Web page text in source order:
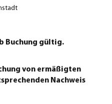
Buchung gültig.
von ermäßigten
Nachweis